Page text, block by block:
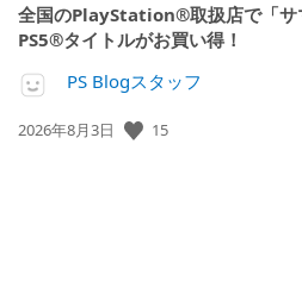
全国のPlayStation®取扱店で「サ
PS5®タイトルがお買い得！
PS Blogスタッフ
公
2026年8月3日 15